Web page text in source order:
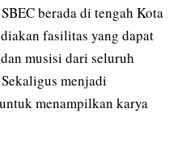
berada di tengah Kota
fasilitas yang dapat
musisi dari seluruh
menjadi
menampilkan karya